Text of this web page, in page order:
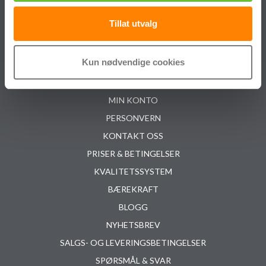
Tillat utvalg
Kun nødvendige cookies
Følg oss på LinkedIn
OM OSS
MIN KONTO
PERSONVERN
KONTAKT OSS
PRISER & BETINGELSER
KVALITETSSYSTEM
BÆREKRAFT
BLOGG
NYHETSBREV
SALGS- OG LEVERINGSBETINGELSER
SPØRSMÅL & SVAR